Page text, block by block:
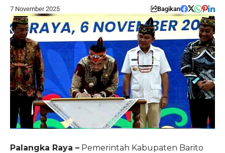
7 November 2025 Bagikan
Palangka Raya – Pemerintah Kabupaten Barito